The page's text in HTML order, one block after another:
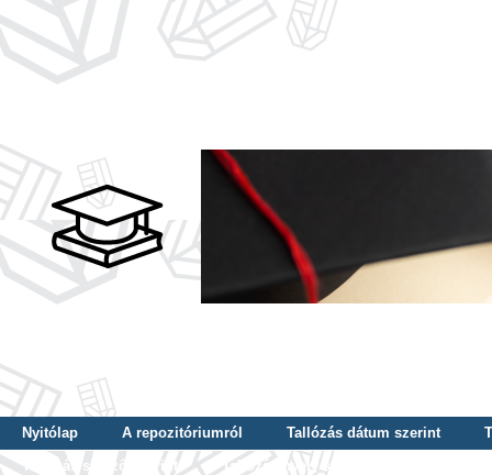
Nyitólap A repozitóriumról Tallózás dátum szerint
Tallózás szerző szerint
Tallózás nyelv szerint